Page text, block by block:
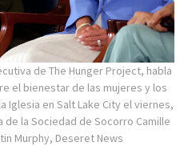
de The Hunger Project, habla
el bienestar de las mujeres y los
Iglesia en Salt Lake City el viernes,
de la Sociedad de Socorro Camille
Murphy, Deseret News